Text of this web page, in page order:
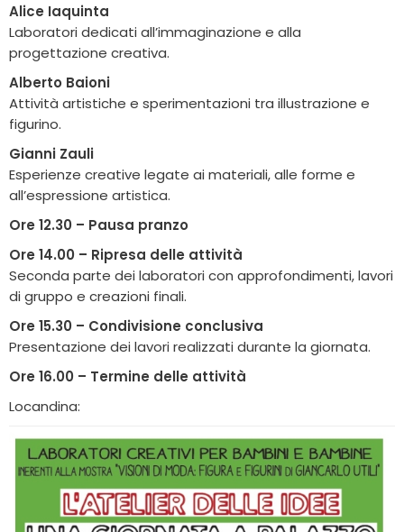
Alice Iaquinta
Laboratori dedicati all’immaginazione e alla
progettazione creativa.
Alberto Baioni
Attività artistiche e sperimentazioni tra illustrazione e
figurino.
Gianni Zauli
Esperienze creative legate ai materiali, alle forme e
all’espressione artistica.
Ore 12.30 – Pausa pranzo
Ore 14.00 – Ripresa delle attività
Seconda parte dei laboratori con approfondimenti, lavori
di gruppo e creazioni finali.
Ore 15.30 – Condivisione conclusiva
Presentazione dei lavori realizzati durante la giornata.
Ore 16.00 – Termine delle attività
Locandina: